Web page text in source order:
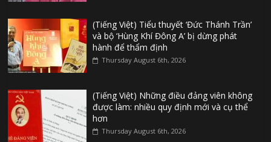
(Tiếng Việt) Tiểu thuyết ‘Đức Thánh Trần’
và bộ ‘Hùng Khí Đông A’ bị dừng phát
hành để thẩm định
Thursday August 6th, 2026
(Tiếng Việt) Những điều đảng viên không
được làm: nhiều quy định mới và cụ thể
hơn
Thursday August 6th, 2026